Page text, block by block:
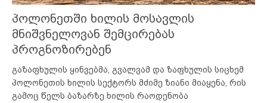
პოლონეთში ხილის მოსავლის
მნიშვნელოვან შემცირებას
პროგნოზირებენ
გაზაფხულის ყინვებმა, გვალვამ და ზაფხულის სიცხემ
პოლონეთის ხილის სექტორს მძიმე ზიანი მიაყენა, რის
გამოც წელს ბაზარზე ხილის რაოდენობა